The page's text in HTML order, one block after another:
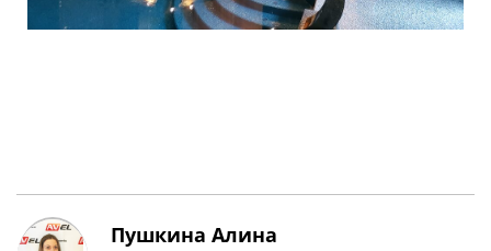
Пушкина Алина